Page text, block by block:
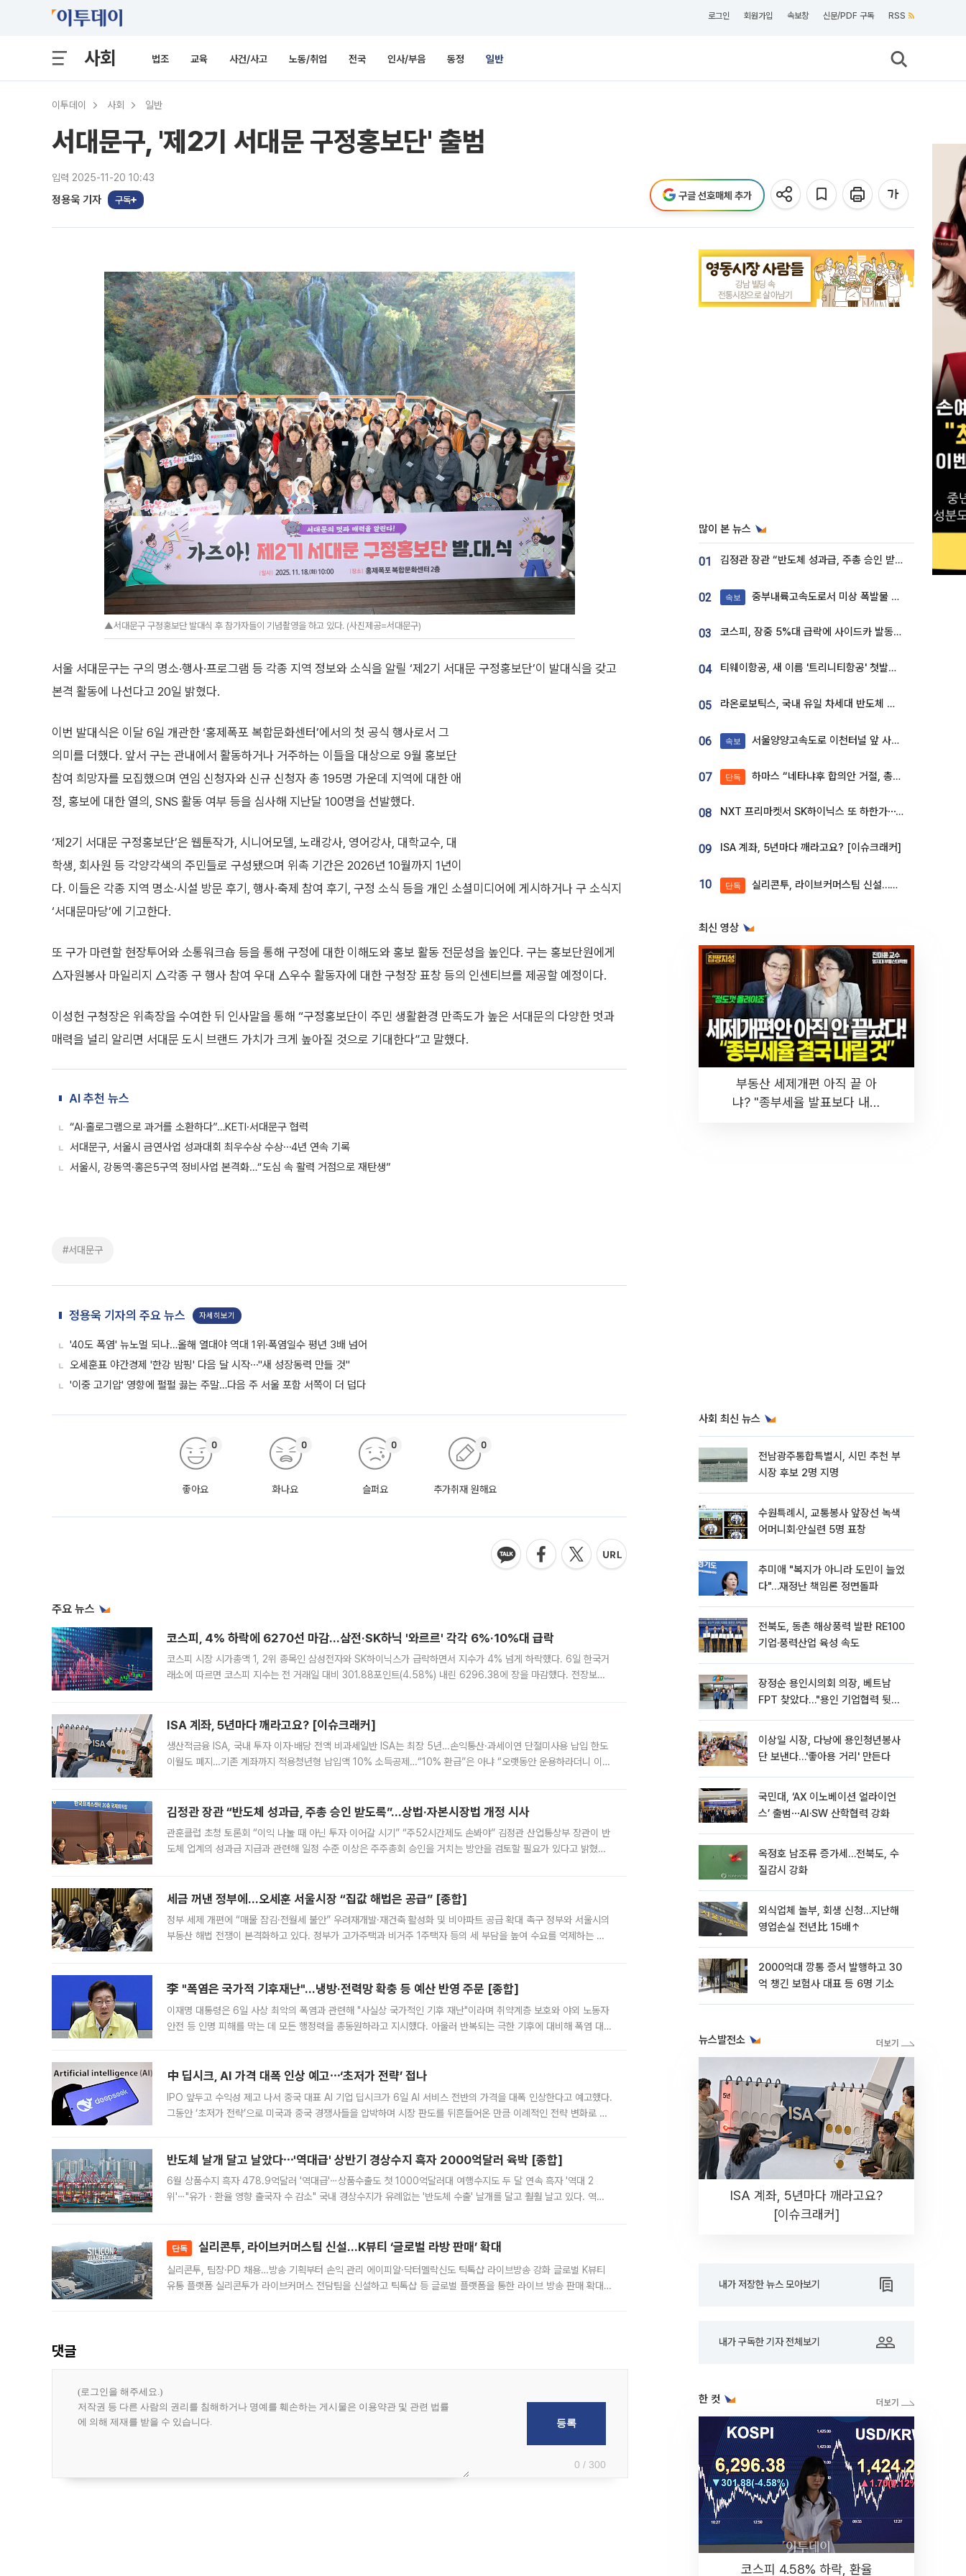
로그인 회원가입 속보창 신문/PDF 구독 RSS
사회 법조 교육 사건/사고 노동/취업 전국 인사/부음 동정 일반
이투데이 사회 일반
서대문구, '제2기 서대문 구정홍보단' 출범
입력 2025-11-20 10:43
정용욱 기자 구독 구글 선호매체 추가
▲서대문구 구정홍보단 발대식 후 참가자들이 기념촬영을 하고 있다. (사진제공=서대문구)
서울 서대문구는 구의 명소·행사·프로그램 등 각종 지역 정보와 소식을 알릴 ‘제2기 서대문 구정홍보단’이 발대식을 갖고
본격 활동에 나선다고 20일 밝혔다.
이번 발대식은 이달 6일 개관한 ‘홍제폭포 복합문화센터’에서의 첫 공식 행사로서 그
의미를 더했다. 앞서 구는 관내에서 활동하거나 거주하는 이들을 대상으로 9월 홍보단
참여 희망자를 모집했으며 연임 신청자와 신규 신청자 총 195명 가운데 지역에 대한 애
정, 홍보에 대한 열의, SNS 활동 여부 등을 심사해 지난달 100명을 선발했다.
‘제2기 서대문 구정홍보단’은 웹툰작가, 시니어모델, 노래강사, 영어강사, 대학교수, 대
학생, 회사원 등 각양각색의 주민들로 구성됐으며 위촉 기간은 2026년 10월까지 1년이
다. 이들은 각종 지역 명소·시설 방문 후기, 행사·축제 참여 후기, 구정 소식 등을 개인 소셜미디어에 게시하거나 구 소식지
‘서대문마당’에 기고한다.
또 구가 마련할 현장투어와 소통워크숍 등을 통해 구정에 대한 이해도와 홍보 활동 전문성을 높인다. 구는 홍보단원에게
△자원봉사 마일리지 △각종 구 행사 참여 우대 △우수 활동자에 대한 구청장 표창 등의 인센티브를 제공할 예정이다.
이성헌 구청장은 위촉장을 수여한 뒤 인사말을 통해 “구정홍보단이 주민 생활환경 만족도가 높은 서대문의 다양한 멋과
매력을 널리 알리면 서대문 도시 브랜드 가치가 크게 높아질 것으로 기대한다”고 말했다.
AI 추천 뉴스
“AI·홀로그램으로 과거를 소환하다”…KETI·서대문구 협력
서대문구, 서울시 금연사업 성과대회 최우수상 수상⋯4년 연속 기록
서울시, 강동역·홍은5구역 정비사업 본격화…“도심 속 활력 거점으로 재탄생”
#서대문구
정용욱 기자의 주요 뉴스 자세히보기
'40도 폭염' 뉴노멀 되나…올해 열대야 역대 1위·폭염일수 평년 3배 넘어
오세훈표 야간경제 '한강 밤핑' 다음 달 시작⋯"새 성장동력 만들 것"
'이중 고기압' 영향에 펄펄 끓는 주말…다음 주 서울 포함 서쪽이 더 덥다
좋아요
0
화나요
0
슬퍼요
0
추가취재 원해요
0
주요 뉴스
코스피, 4% 하락에 6270선 마감…삼전·SK하닉 '와르르' 각각 6%·10%대 급락
코스피 시장 시가총액 1, 2위 종목인 삼성전자와 SK하이닉스가 급락하면서 지수가 4% 넘게 하락했다. 6일 한국거
래소에 따르면 코스피 지수는 전 거래일 대비 301.88포인트(4.58%) 내린 6296.38에 장을 마감했다. 전장보다
ISA 계좌, 5년마다 깨라고요? [이슈크래커]
생산적금융 ISA, 국내 투자 이자·배당 전액 비과세일반 ISA는 최장 5년…손익통산·과세이연 단절미사용 납입 한도
이월도 폐지…기존 계좌까지 적용청년형 납입액 10% 소득공제…“10% 환급”은 아냐 “오랫동안 운용하라더니 이제
김정관 장관 “반도체 성과급, 주총 승인 받도록”…상법·자본시장법 개정 시사
관훈클럽 초청 토론회 “이익 나눌 때 아닌 투자 이어갈 시기” “주52시간제도 손봐야” 김정관 산업통상부 장관이 반
도체 업계의 성과급 지급과 관련해 일정 수준 이상은 주주총회 승인을 거치는 방안을 검토할 필요가 있다고 밝혔다.
세금 꺼낸 정부에…오세훈 서울시장 “집값 해법은 공급” [종합]
정부 세제 개편에 “매물 잠김·전월세 불안” 우려재개발·재건축 활성화 및 비아파트 공급 확대 촉구 정부와 서울시의
부동산 해법 전쟁이 본격화하고 있다. 정부가 고가주택과 비거주 1주택자 등의 세 부담을 높여 수요를 억제하는 카
李 "폭염은 국가적 기후재난"…냉방·전력망 확충 등 예산 반영 주문 [종합]
이재명 대통령은 6일 사상 최악의 폭염과 관련해 "사실상 국가적인 기후 재난"이라며 취약계층 보호와 야외 노동자
안전 등 인명 피해를 막는 데 모든 행정력을 총동원하라고 지시했다. 아울러 반복되는 극한 기후에 대비해 폭염 대응
中 딥시크, AI 가격 대폭 인상 예고⋯‘초저가 전략’ 접나
IPO 앞두고 수익성 제고 나서 중국 대표 AI 기업 딥시크가 6일 AI 서비스 전반의 가격을 대폭 인상한다고 예고했다.
그동안 ‘초저가 전략’으로 미국과 중국 경쟁사들을 압박하며 시장 판도를 뒤흔들어온 만큼 이례적인 전략 변화로 평
반도체 날개 달고 날았다⋯'역대급' 상반기 경상수지 흑자 2000억달러 육박 [종합]
6월 상품수지 흑자 478.9억달러 '역대급'⋯상품수출도 첫 1000억달러대 여행수지도 두 달 연속 흑자 '역대 2
위'⋯"유가ㆍ환율 영향 출국자 수 감소" 국내 경상수지가 유례없는 '반도체 수출' 날개를 달고 훨훨 날고 있다. 역대
단독 실리콘투, 라이브커머스팀 신설…K뷰티 ‘글로벌 라방 판매’ 확대
실리콘투, 팀장·PD 채용…방송 기획부터 손익 관리 에이피알·닥터멜락신도 틱톡샵 라이브방송 강화 글로벌 K뷰티
유통 플랫폼 실리콘투가 라이브커머스 전담팀을 신설하고 틱톡샵 등 글로벌 플랫폼을 통한 라이브 방송 판매 확대에
댓글
0 / 300
많이 본 뉴스
01 김정관 장관 “반도체 성과급, 주총 승인 받도록”…상법·자본시장법 개정 시사
02 속보 중부내륙고속도로서 미상 폭발물 발견
03 코스피, 장중 5%대 급락에 사이드카 발동…삼성·SK 동반 폭락
04 티웨이항공, 새 이름 '트리니티항공' 첫발…SSC 전략 본격화
05 라온로보틱스, 국내 유일 차세대 반도체 공정 로봇 개발 ‘고객사 테스트 진행’
06 속보 서울양양고속도로 이천터널 앞 사고 발생
07 단독 하마스 “네타냐후 합의안 거절, 총선 앞두고 시간 끌기”
08 NXT 프리마켓서 SK하이닉스 또 하한가⋯‘11주 거래’에 시초가 왜곡
09 ISA 계좌, 5년마다 깨라고요? [이슈크래커]
10 단독 실리콘투, 라이브커머스팀 신설…K뷰티 ‘글로벌 판매망’ 확대[K뷰티 라방戰]
최신 영상
부동산 세제개편 아직 끝 아
냐? "종부세율 발표보다 내릴
사회 최신 뉴스
전남광주통합특별시, 시민 추천 부
시장 후보 2명 지명
수원특례시, 교통봉사 앞장선 녹색
어머니회·안실련 5명 표창
추미애 "복지가 아니라 도민이 늘었
다"…재정난 책임론 정면돌파
전북도, 동촌 해상풍력 발판 RE100
기업·풍력산업 육성 속도
장정순 용인시의회 의장, 베트남
FPT 찾았다…"용인 기업협력 뒷받
이상일 시장, 다낭에 용인청년봉사
단 보낸다…'좋아용 거리' 만든다
국민대, ‘AX 이노베이션 얼라이언
스’ 출범⋯AI·SW 산학협력 강화
옥정호 남조류 증가세…전북도, 수
질감시 강화
외식업체 놀부, 회생 신청…지난해
영업손실 전년比 15배↑
2000억대 깡통 증서 발행하고 30
억 챙긴 보험사 대표 등 6명 기소
뉴스발전소
ISA 계좌, 5년마다 깨라고요?
[이슈크래커]
내가 저장한 뉴스 모아보기
내가 구독한 기자 전체보기
한 컷
코스피 4.58% 하락, 환율